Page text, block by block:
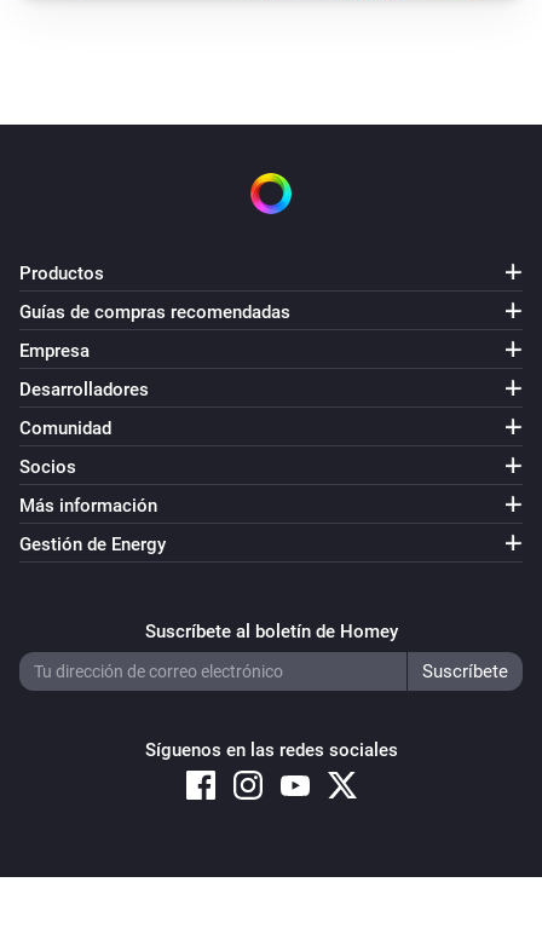
Productos
Guías de compras recomendadas
Empresa
Desarrolladores
Comunidad
Socios
Más información
Gestión de Energy
Suscríbete al boletín de Homey
Síguenos en las redes sociales